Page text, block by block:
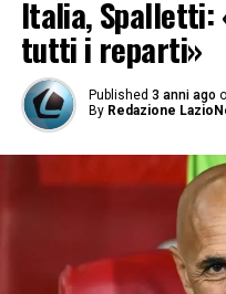
Italia, Spalletti:
tutti i reparti»
Published 3 anni ago
By Redazione